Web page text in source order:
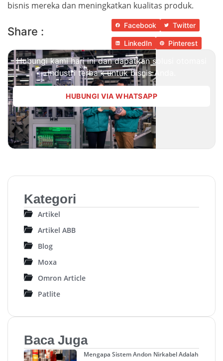
bisnis mereka dan meningkatkan kualitas produk.
Share : Facebook Twitter
LinkedIn Pinterest
Hubungi kami hari ini dan dapatkan solusi otomasi
industri terbaik untuk bisnis Anda.
HUBUNGI VIA WHATSAPP
Kategori
Artikel
Artikel ABB
Blog
Moxa
Omron Article
Patlite
Baca Juga
Mengapa Sistem Andon Nirkabel Adalah